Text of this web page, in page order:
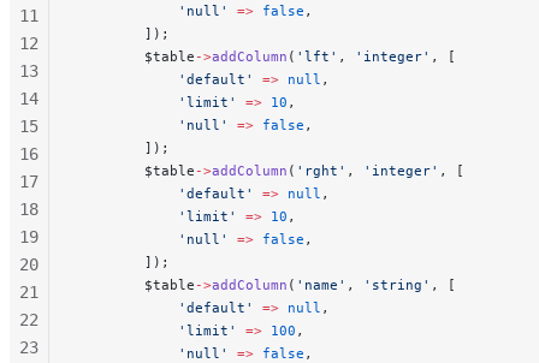
            'null'
=> false ,
        ]);
        $table
->addColumn ( 'lft' , 'integer' , [
            'default'
=> null ,
            'limit'
=> 10 ,
            'null'
=> false ,
        ]);
        $table
->addColumn ( 'rght' , 'integer' , [
            'default'
=> null ,
            'limit'
=> 10 ,
            'null'
=> false ,
        ]);
        $table
->addColumn ( 'name' , 'string' , [
            'default'
=> null ,
            'limit'
=> 100 ,
            'null'
=> false ,
11
12
13
14
15
16
17
18
19
20
21
22
23